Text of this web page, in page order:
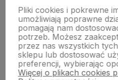
Moje konto
Płatności i dostawa
Informacje
Pliki cookies i pokrewne
umożliwiają poprawne
pomagają nam
potrzeb. Możesz
przez nas wszystkich
sklepu lub dostosować
preferencji, wybierając
Więcej o plikach cookies